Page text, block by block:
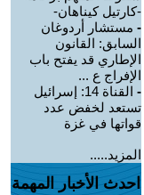
-كارتيل كيناهان-
- مستشار أردوغان
السابق: القانون
الإطاري قد يفتح باب
الإفراج ع ...
-
القناة 14: إسرائيل
تستعد لخفض عدد
قواتها في غزة
المزيد.....
احدث الأخبار المهمة